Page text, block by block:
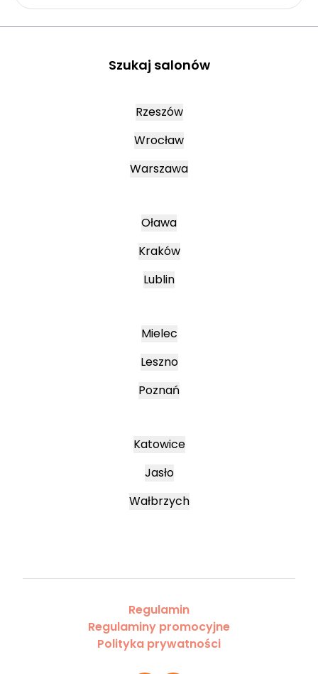
Szukaj salonów
Rzeszów
Wrocław
Warszawa
Oława
Kraków
Lublin
Mielec
Leszno
Poznań
Katowice
Jasło
Wałbrzych
Regulamin
Regulaminy promocyjne
Polityka prywatności